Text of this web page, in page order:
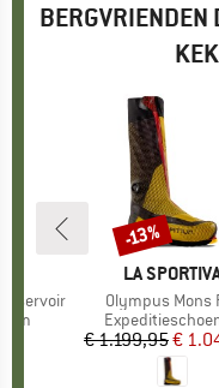
MERK
LA
Artikel
Olympus Mons
Productgroep
Prijs
€ 1.199,95€
Korting
-13%